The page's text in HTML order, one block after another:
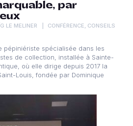
par
LE MELINER CONFÉRENCE, CONSEILS
pépiniériste spécialisée dans les
de collection, installée à Sainte-
où elle dirige depuis 2017 la
Louis, fondée par Dominique